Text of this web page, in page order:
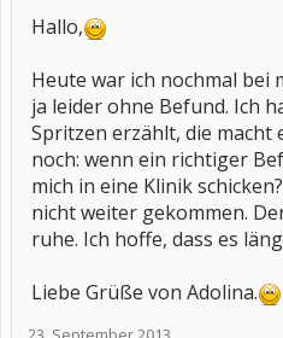
Hallo,
Heute war ich nochmal bei
ja leider ohne Befund. Ich
Spritzen erzählt, die macht
noch: wenn ein richtiger
mich in eine Klinik
nicht weiter gekommen.
ruhe. Ich hoffe, dass es
Liebe Grüße von Adolina.